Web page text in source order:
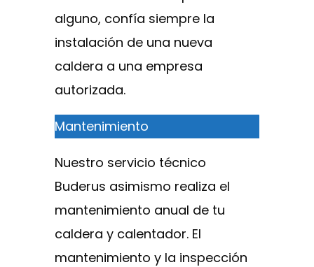
alguno, confía siempre la
instalación de una nueva
caldera a una empresa
autorizada.
Mantenimiento
Nuestro servicio técnico
Buderus asimismo realiza el
mantenimiento anual de tu
caldera y calentador. El
mantenimiento y la inspección